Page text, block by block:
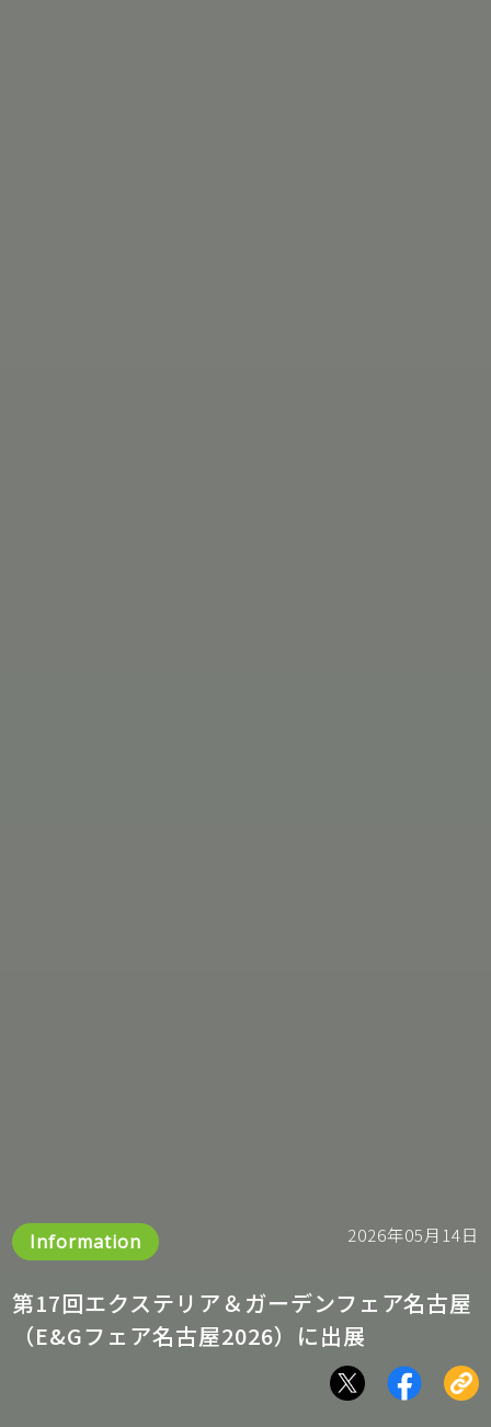
Information 2026年05月14日
第17回エクステリア＆ガーデンフェア名古屋
（E&Gフェア名古屋2026）に出展